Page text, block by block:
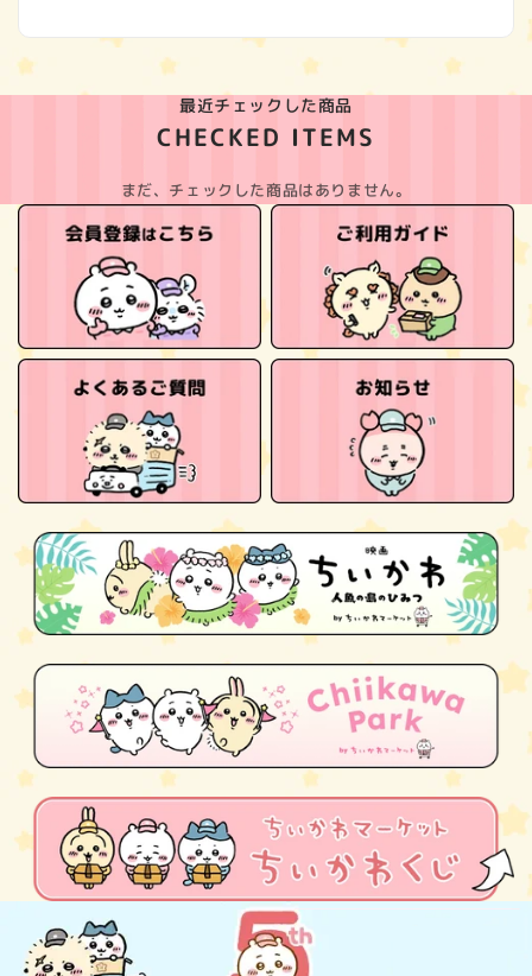
最近チェックした商品
CHECKED ITEMS
まだ、チェックした商品はありません。